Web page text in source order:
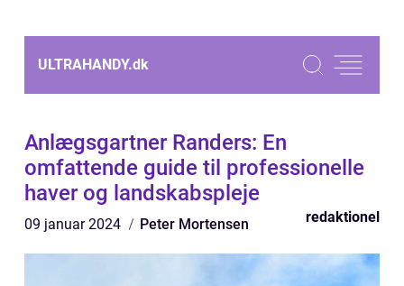
ULTRAHANDY.dk
Anlægsgartner Randers: En
omfattende guide til professionelle
haver og landskabspleje
09 januar 2024 Peter Mortensen redaktionel